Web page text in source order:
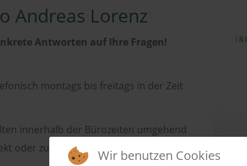
Andreas Lorenz
Antworten auf Ihre Fragen!
montags bis freitags in der Zeit
innerhalb der Bürozeiten umgehend
oder zu einem Wunschtermin zurück.
Wir benutzen Cookies